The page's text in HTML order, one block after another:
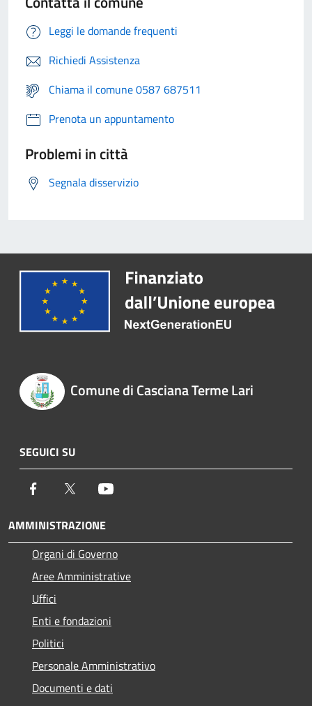
Leggi le domande frequenti
Richiedi Assistenza
Chiama il comune 0587 687511
Prenota un appuntamento
Problemi in città
Segnala disservizio
Comune di Casciana Terme Lari
SEGUICI SU
Facebook Twitter
AMMINISTRAZIONE
Organi di Governo
Aree Amministrative
Uffici
Enti e fondazioni
Politici
Personale Amministrativo
Documenti e dati